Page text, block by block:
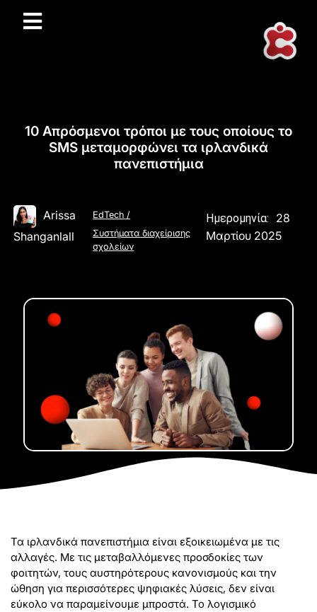
10 Απρόσμενοι τρόποι με τους οποίους το
SMS μεταμορφώνει τα ιρλανδικά
πανεπιστήμια
Arissa
Shanganlall
EdTech /
Συστήματα διαχείρισης
σχολείων
Ημερομηνία:
28
Μαρτίου 2025
Τα ιρλανδικά πανεπιστήμια είναι εξοικειωμένα με τις
αλλαγές. Με τις μεταβαλλόμενες προσδοκίες των
φοιτητών, τους αυστηρότερους κανονισμούς και την
ώθηση για περισσότερες ψηφιακές λύσεις, δεν είναι
εύκολο να παραμείνουμε μπροστά. Το λογισμικό